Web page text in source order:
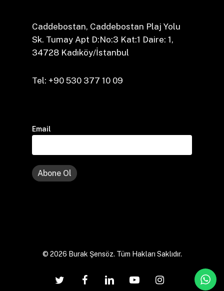
Caddebostan, Caddebostan Plaj Yolu
Sk. Tumay Apt D:No:3 Kat:1 Daire: 1,
34728 Kadıköy/İstanbul
Tel: +90 530 377 10 09
Email
© 2026 Burak Şensöz. Tüm Hakları Saklıdır.
twitter facebooklinkedin youtube instagram